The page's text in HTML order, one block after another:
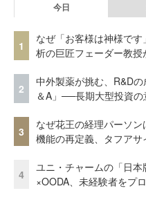
今日
1
なぜ「お客様は神様で
析の巨匠フェーダー教
2
中外製薬が挑む、R&D
＆A」──長期大型投資
3
なぜ花王の経理パーソ
機能の再定義、タフア
4
ユニ・チャームの「日
×OODA、未経験者をプ